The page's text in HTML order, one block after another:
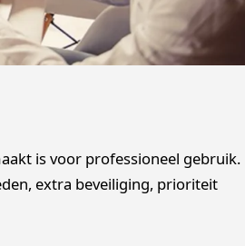
is voor professioneel gebruik.
extra beveiliging, prioriteit